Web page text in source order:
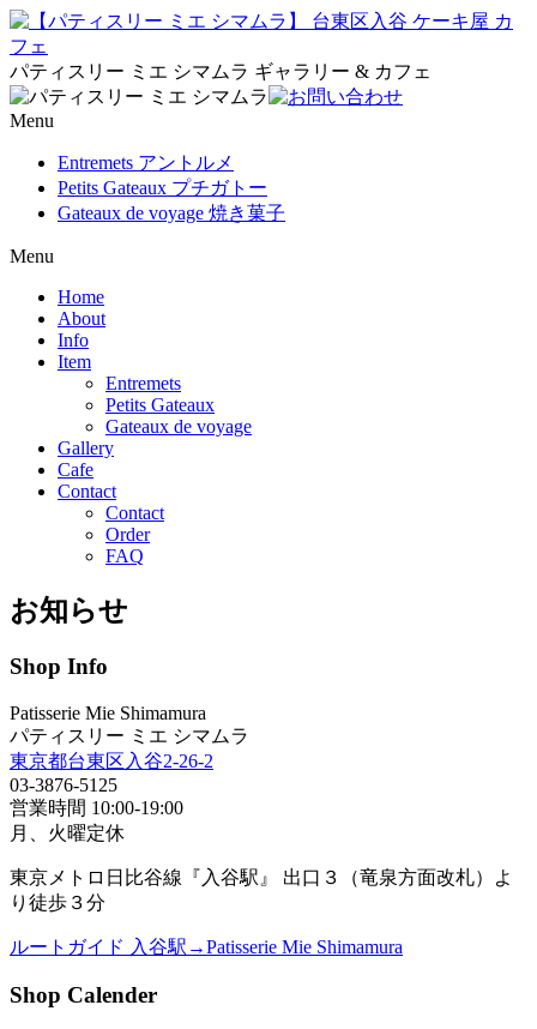
パティスリー ミエ シマムラ ギャラリー & カフェ
Menu
Entremets アントルメ
Petits Gateaux プチガトー
Gateaux de voyage 焼き菓子
Menu
Home
About
Info
Item
Entremets
Petits Gateaux
Gateaux de voyage
Gallery
Cafe
Contact
Contact
Order
FAQ
お知らせ
Shop Info
Patisserie Mie Shimamura
パティスリー ミエ シマムラ
東京都台東区入谷2-26-2
03-3876-5125
営業時間 10:00-19:00
月、火曜定休
東京メトロ日比谷線『入谷駅』 出口３（竜泉方面改札）よ
り徒歩３分
ルートガイド 入谷駅→Patisserie Mie Shimamura
Shop Calender